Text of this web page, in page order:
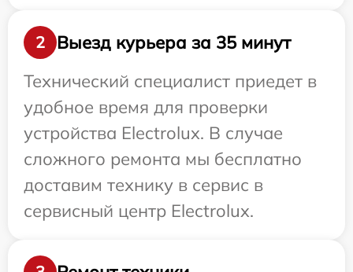
2
Выезд курьера за 35 минут
Технический специалист приедет в
удобное время для проверки
устройства Electrolux. В случае
сложного ремонта мы бесплатно
доставим технику в сервис в
сервисный центр Electrolux.